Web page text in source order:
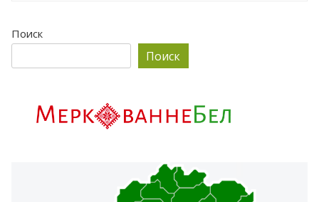
Поиск
Поиск